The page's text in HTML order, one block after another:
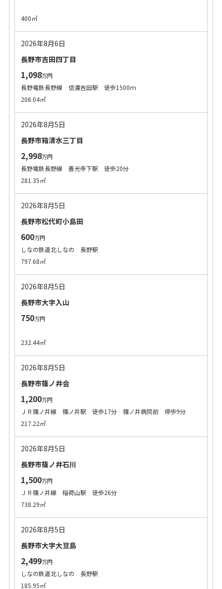
400㎡
2026年8月6日
長野市吉田四丁目
1,098万円
長野電鉄長野線 信濃吉田駅 徒歩1500ｍ
206.04㎡
2026年8月5日
長野市箱清水三丁目
2,998万円
長野電鉄長野線 善光寺下駅 徒歩20分
281.35㎡
2026年8月5日
長野市松代町小島田
600万円
しなの鉄道北しなの 長野駅
797.68㎡
2026年8月5日
長野市大字入山
750万円
232.44㎡
2026年8月5日
長野市篠ノ井会
1,200万円
ＪＲ篠ノ井線 篠ノ井駅 徒歩17分 篠ノ井病院前 停歩9分
217.22㎡
2026年8月5日
長野市篠ノ井石川
1,500万円
ＪＲ篠ノ井線 稲荷山駅 徒歩26分
738.29㎡
2026年8月5日
長野市大字大豆島
2,499万円
しなの鉄道北しなの 長野駅
185.95㎡